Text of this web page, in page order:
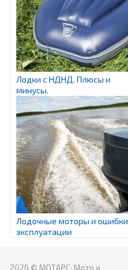
Лодки с НДНД. Плюсы и
минусы.
Лодочные моторы и ошибки
эксплуатации
2026 © МОТАРС: Мото и